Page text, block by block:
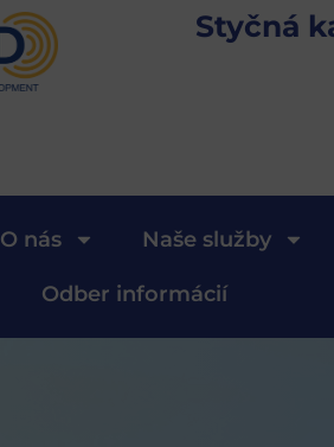
Styčná
O nás Naše služby
Odber informácií